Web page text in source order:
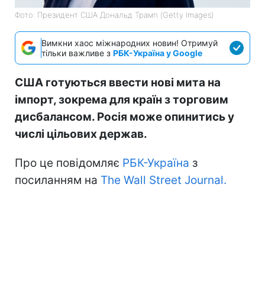
Фото: Президент США Дональд Трамп (Getty Images)
Вимкни хаос міжнародних новин! Отримуй
тільки важливе з РБК-Україна у Google
США готуються ввести нові мита на
імпорт, зокрема для країн з торговим
дисбалансом. Росія може опинитись у
числі цільових держав.
Про це повідомляє РБК-Україна з
посиланням на The Wall Street Journal.